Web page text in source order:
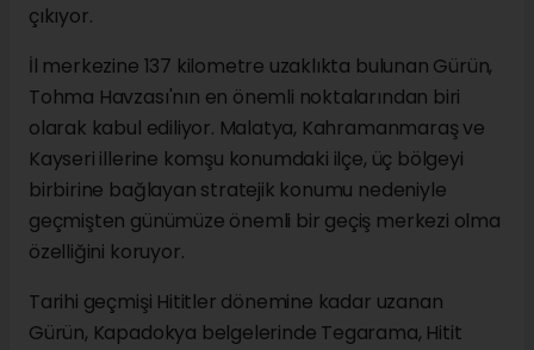
çıkıyor.
İl merkezine 137 kilometre uzaklıkta bulunan Gürün,
Tohma Havzası'nın en önemli noktalarından biri
olarak kabul ediliyor. Malatya, Kahramanmaraş ve
Kayseri illerine komşu konumdaki ilçe, üç bölgeyi
birbirine bağlayan stratejik konumu nedeniyle
geçmişten günümüze önemli bir geçiş merkezi olma
özelliğini koruyor.
Tarihi geçmişi Hititler dönemine kadar uzanan
Gürün, Kapadokya belgelerinde Tegarama, Hitit